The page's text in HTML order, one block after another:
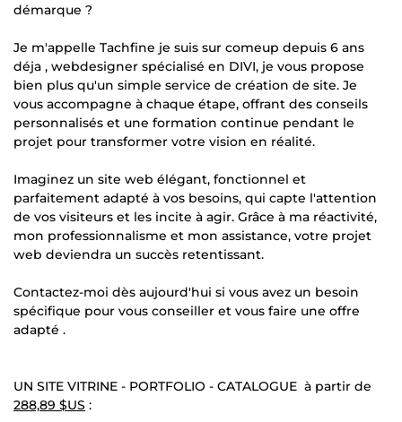
démarque ?
Je m'appelle Tachfine je suis sur comeup depuis 6 ans
déja , webdesigner spécialisé en DIVI, je vous propose
bien plus qu'un simple service de création de site. Je
vous accompagne à chaque étape, offrant des conseils
personnalisés et une formation continue pendant le
projet pour transformer votre vision en réalité.
Imaginez un site web élégant, fonctionnel et
parfaitement adapté à vos besoins, qui capte l'attention
de vos visiteurs et les incite à agir. Grâce à ma réactivité,
mon professionnalisme et mon assistance, votre projet
web deviendra un succès retentissant.
Contactez-moi dès aujourd'hui si vous avez un besoin
spécifique pour vous conseiller et vous faire une offre
adapté .
UN SITE VITRINE - PORTFOLIO - CATALOGUE à partir de
288,89 $US :